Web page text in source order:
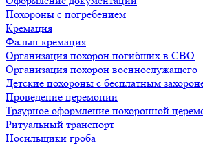
Похороны с погребением
Кремация
Фальш-кремация
Организация похорон погибших в СВО
Организация похорон военнослужащего
Детские похороны с бесплатным
Проведение церемонии
Траурное оформление похоронной
Ритуальный транспорт
Носильщики гроба